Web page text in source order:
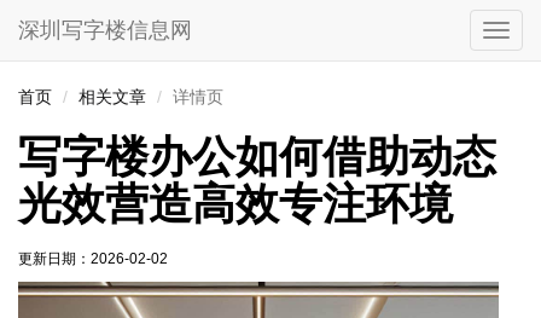
切
换
深圳写字楼信息网
首页 相关文章 详情页
写字楼办公如何借助动态
光效营造高效专注环境
更新日期： 2026-02-02